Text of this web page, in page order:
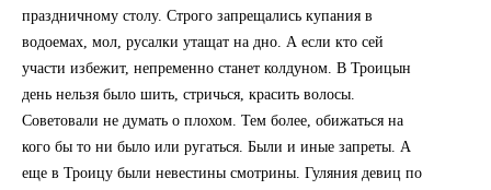
праздничному столу. Строго запрещались купания в
водоемах, мол, русалки утащат на дно. А если кто сей
участи избежит, непременно станет колдуном. В Троицын
день нельзя было шить, стричься, красить волосы.
Советовали не думать о плохом. Тем более, обижаться на
кого бы то ни было или ругаться. Были и иные запреты. А
еще в Троицу были невестины смотрины. Гуляния девиц по